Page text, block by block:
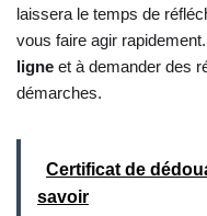
laissera le temps de
vous faire agir
ligne et à demander des
démarches.
Certificat de
savoir